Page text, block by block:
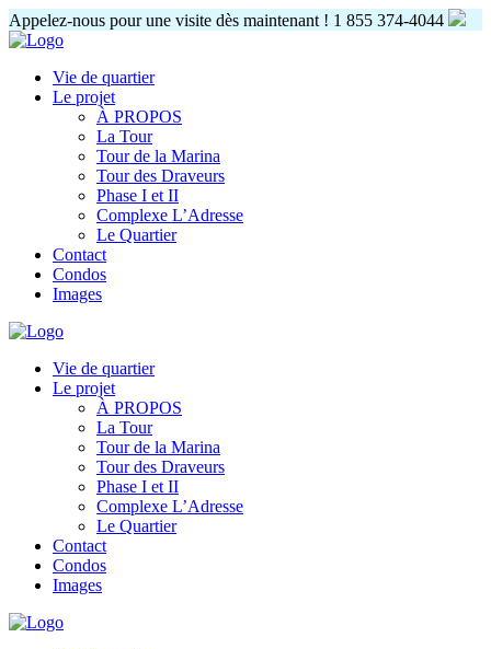
Appelez-nous pour une visite dès maintenant ! 1 855 374-4044
Vie de quartier
Le projet
À PROPOS
La Tour
Tour de la Marina
Tour des Draveurs
Phase I et II
Complexe L’Adresse
Le Quartier
Contact
Condos
Images
Vie de quartier
Le projet
À PROPOS
La Tour
Tour de la Marina
Tour des Draveurs
Phase I et II
Complexe L’Adresse
Le Quartier
Contact
Condos
Images